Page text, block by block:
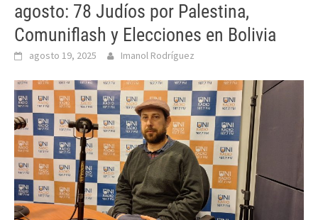
agosto: 78 Judíos por Palestina,
Comuniflash y Elecciones en Bolivia
agosto 19, 2025 Imanol Rodríguez